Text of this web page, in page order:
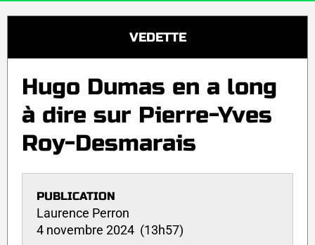
VEDETTE
Hugo Dumas en a long
à dire sur Pierre-Yves
Roy-Desmarais
PUBLICATION
Laurence Perron
4 novembre 2024 (13h57)